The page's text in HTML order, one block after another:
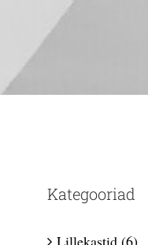
content
Kategooriad
Lillekastid (6)